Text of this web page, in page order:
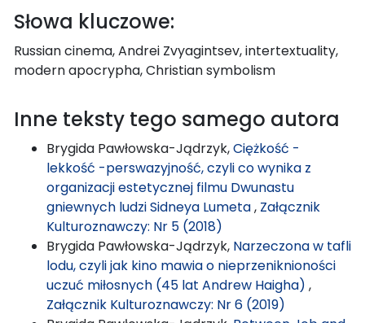
Słowa kluczowe:
Russian cinema, Andrei Zvyagintsev, intertextuality,
modern apocrypha, Christian symbolism
Inne teksty tego samego autora
Brygida Pawłowska-Jądrzyk,Ciężkość -
lekkość -perswazyjność, czyli co wynika z
organizacji estetycznej filmu Dwunastu
gniewnych ludzi Sidneya Lumeta, Załącznik
Kulturoznawczy: Nr 5 (2018)
Brygida Pawłowska-Jądrzyk, Narzeczona w tafli
lodu, czyli jak kino mawia o nieprzeniknioności
uczuć miłosnych (45 lat Andrew Haigha) ,
Załącznik Kulturoznawczy: Nr 6 (2019)